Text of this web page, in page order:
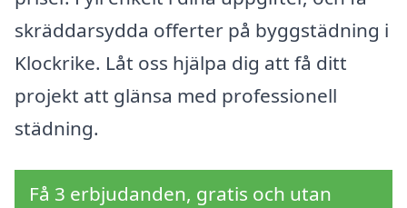
skräddarsydda offerter på byggstädning i
Klockrike. Låt oss hjälpa dig att få ditt
projekt att glänsa med professionell
städning.
Få 3 erbjudanden, gratis och utan